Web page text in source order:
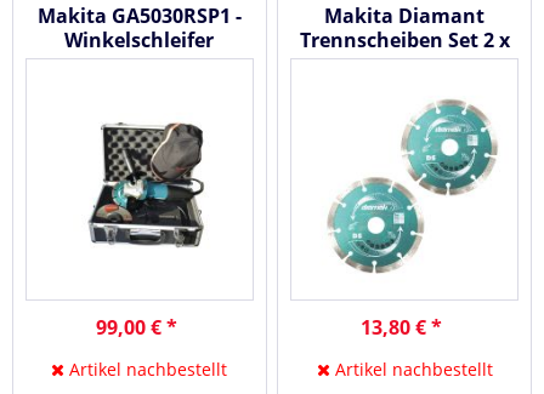
Makita GA5030RSP1 -
Winkelschleifer
99,00 € *
Artikel nachbestellt
Makita Diamant
Trennscheiben Set 2 x
Diamak DS 125 mm x
13,80 € *
Artikel nachbestellt